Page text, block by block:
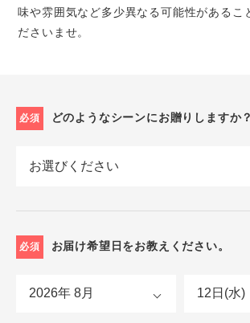
味や雰囲気など多少異なる可能性があるこ
ださいませ。
必須 どのようなシーンにお贈りしますか？
必須 お届け希望日をお教えください。